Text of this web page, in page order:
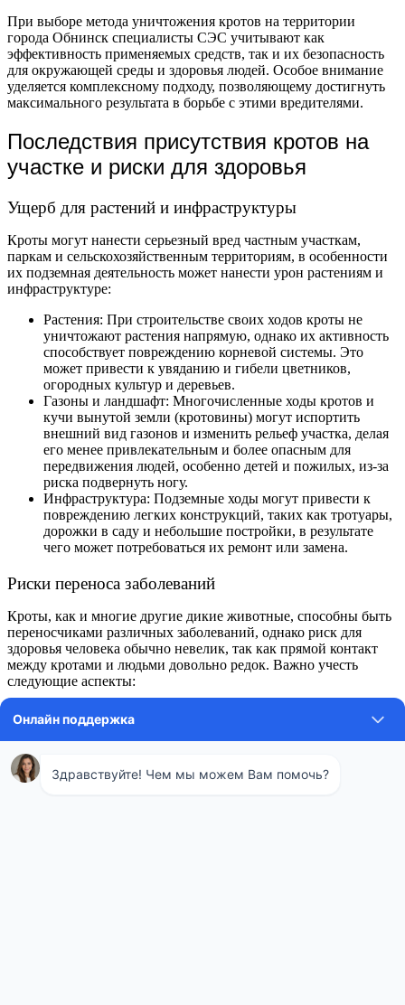
При выборе метода уничтожения кротов на территории
города Обнинск специалисты СЭС учитывают как
эффективность применяемых средств, так и их безопасность
для окружающей среды и здоровья людей. Особое внимание
уделяется комплексному подходу, позволяющему достигнуть
максимального результата в борьбе с этими вредителями.
Последствия присутствия кротов на
участке и риски для здоровья
Ущерб для растений и инфраструктуры
Кроты могут нанести серьезный вред частным участкам,
паркам и сельскохозяйственным территориям, в особенности
их подземная деятельность может нанести урон растениям и
инфраструктуре:
Растения: При строительстве своих ходов кроты не
уничтожают растения напрямую, однако их активность
способствует повреждению корневой системы. Это
может привести к увяданию и гибели цветников,
огородных культур и деревьев.
Газоны и ландшафт: Многочисленные ходы кротов и
кучи вынутой земли (кротовины) могут испортить
внешний вид газонов и изменить рельеф участка, делая
его менее привлекательным и более опасным для
передвижения людей, особенно детей и пожилых, из-за
риска подвернуть ногу.
Инфраструктура: Подземные ходы могут привести к
повреждению легких конструкций, таких как тротуары,
дорожки в саду и небольшие постройки, в результате
чего может потребоваться их ремонт или замена.
Риски переноса заболеваний
Кроты, как и многие другие дикие животные, способны быть
переносчиками различных заболеваний, однако риск для
здоровья человека обычно невелик, так как прямой контакт
между кротами и людьми довольно редок. Важно учесть
следующие аспекты:
Перенос паразитов: Кроты могут быть хозяевами для
клещей, блох и других насекомых, которые могут
переносить заболевания, опасные для человека.
возможность передачи некоторых зоонозных инфекций